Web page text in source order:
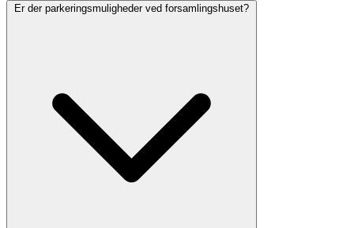
Er der parkeringsmuligheder ved forsamlingshuset?